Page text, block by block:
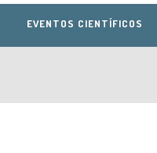
EVENTOS CIENTÍFICOS